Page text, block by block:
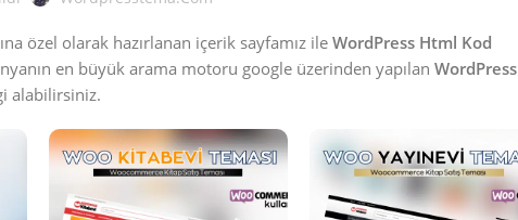
özel olarak hazırlanan içerik sayfamız ile WordPress Html Kod
en büyük arama motoru google üzerinden yapılan WordPress
alabilirsiniz.